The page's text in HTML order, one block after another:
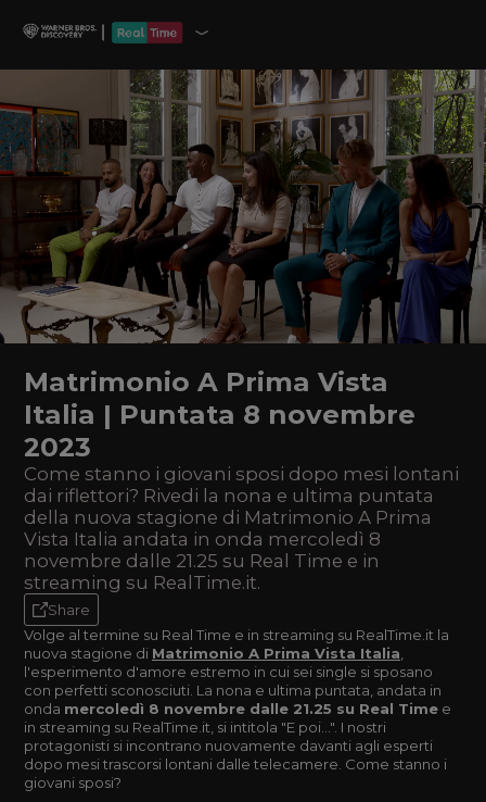
Matrimonio A Prima Vista
Italia | Puntata 8 novembre
2023
Come stanno i giovani sposi dopo mesi lontani
dai riflettori? Rivedi la nona e ultima puntata
della nuova stagione di Matrimonio A Prima
Vista Italia andata in onda mercoledì 8
novembre dalle 21.25 su Real Time e in
streaming su RealTime.it.
Share
Volge al termine su Real Time e in streaming su RealTime.it la
nuova stagione di Matrimonio A Prima Vista Italia
l'esperimento d'amore estremo in cui sei single si sposano
con perfetti sconosciuti. La nona e ultima puntata, andata in
onda mercoledì 8 novembre dalle 21.25 su Real Time e
in streaming su RealTime.it, si intitola "E poi...". I nostri
protagonisti si incontrano nuovamente davanti agli esperti
dopo mesi trascorsi lontani dalle telecamere. Come stanno i
giovani sposi?